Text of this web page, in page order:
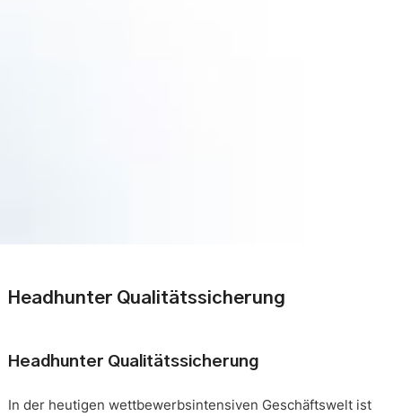
Headhunter Qualitätssicherung
Headhunter Qualitätssicherung
In der heutigen wettbewerbsintensiven Geschäftswelt ist